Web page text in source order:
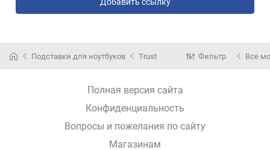
Подставки для ноутбуков Trust Фильтр Все
Полная версия сайта
Конфиденциальность
Вопросы и пожелания по сайту
Магазинам